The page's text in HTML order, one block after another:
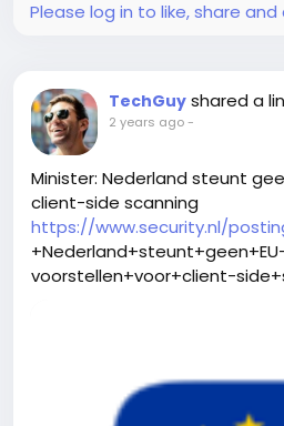
Please log in to like, share
TechGuy shared a
2 years ago-
Minister: Nederland steunt
client-side scanning
https://www.security.nl/
voorstellen+voor+client-